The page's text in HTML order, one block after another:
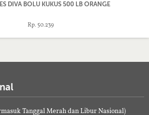
DIVA BOLU KUKUS 500 LB ORANGE
Rp. 50.239
Tanggal Merah dan Libur Nasional)